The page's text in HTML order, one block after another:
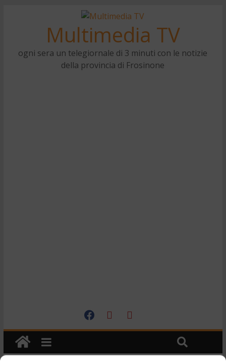
Multimedia TV
ogni sera un telegiornale di 3 minuti con le notizie
della provincia di Frosinone